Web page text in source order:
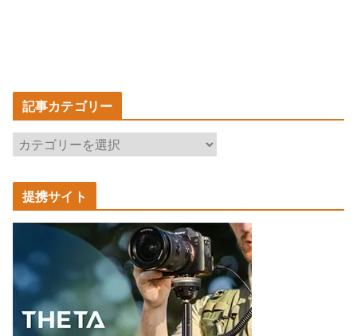
記事カテゴリー
記
事
カ
テ
ゴ
ー
提携サイト